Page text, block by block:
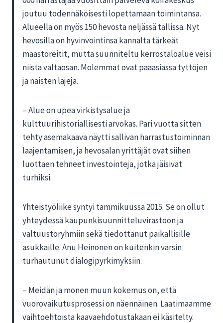
joutuu todennäköisesti lopettamaan toimintansa.
Alueella on myös 150 hevosta neljässä tallissa. Nyt
hevosilla on hyvinvointinsa kannalta tärkeät
maastoreitit, mutta suunniteltu kerrostaloalue veisi
niistä valtaosan. Molemmat ovat pääasiassa tyttöjen
ja naisten lajeja.
– Alue on upea virkistysalue ja
kulttuurihistoriallisesti arvokas. Pari vuotta sitten
tehty asemakaava näytti sallivan harrastustoiminnan
laajentamisen, ja hevosalan yrittäjät ovat siihen
luottaen tehneet investointeja, jotka jäisivät
turhiksi.
Yhteistyöliike syntyi tammikuussa 2015. Se on ollut
yhteydessä kaupunkisuunnitteluvirastoon ja
valtuustoryhmiin sekä tiedottanut paikallisille
asukkaille. Anu Heinonen on kuitenkin varsin
turhautunut dialogipyrkimyksiin.
– Meidän ja monen muun kokemus on, että
vuorovaikutusprosessi on näennäinen. Laatimaamme
vaihtoehtoista kaavaehdotustakaan ei käsitelty.